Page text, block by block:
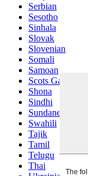
Serbian
Sesotho
Sinhala
Slovak
Slovenian
Somali
Samoan
Scots Gaelic
Shona
Sindhi
Sundanese
Swahili
Tajik
Tamil
Telugu
Thai